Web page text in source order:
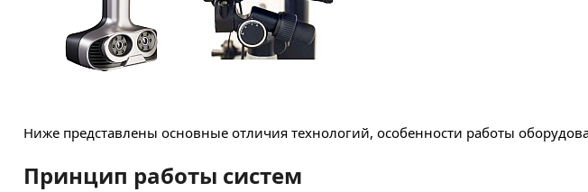
Ниже представлены основные отличия технологий, особенности работы
Принцип работы систем